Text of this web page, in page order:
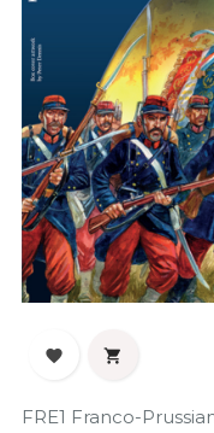
 
FRE1 Franco-